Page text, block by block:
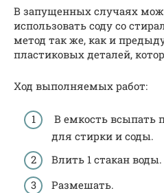
В запущенных случаях
использовать соду со
метод так же, как и
пластиковых деталей,
Ход выполняемых работ:
В емкость всыпать
для стирки и соды.
Влить 1 стакан воды.
Размешать.